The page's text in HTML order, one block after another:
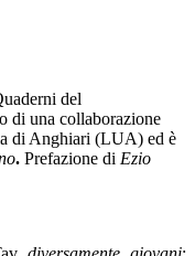
del
di una collaborazione
di Anghiari (LUA) ed è
. Prefazione di Ezio